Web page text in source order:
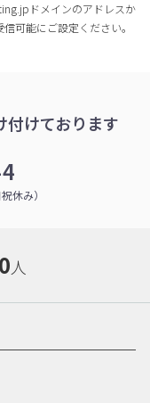
ドメインのアドレスか
可能にご設定ください。
付けております
休み）
人